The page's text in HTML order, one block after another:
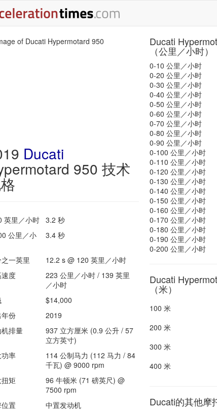
Ducati
950 技术
英里／小时
3.2 秒
公里／小
3.4 秒
一英里
12.2 s @ 120 英里／小时
度
223 公里／小时 / 139 英里
／小时
$14,000
份
2019
排量
937 立方厘米 (0.9 公升 / 57
立方英寸)
率
114 公制马力 (112 马力 / 84
千瓦) @ 9000 rpm
矩
96 牛顿米 (71 磅英尺) @
7500 rpm
置
中置发动机
Ducati
（公里／小时）
0-10 公里／小时
0-20 公里／小时
0-30 公里／小时
0-40 公里／小时
0-50 公里／小时
0-60 公里／小时
0-70 公里／小时
0-80 公里／小时
0-90 公里／小时
0-100 公里／小时
0-110 公里／小时
0-120 公里／小时
0-130 公里／小时
0-140 公里／小时
0-150 公里／小时
0-160 公里／小时
0-170 公里／小时
0-180 公里／小时
0-190 公里／小时
0-200 公里／小时
Ducati
（米）
100 米
200 米
300 米
400 米
Ducati的其他摩